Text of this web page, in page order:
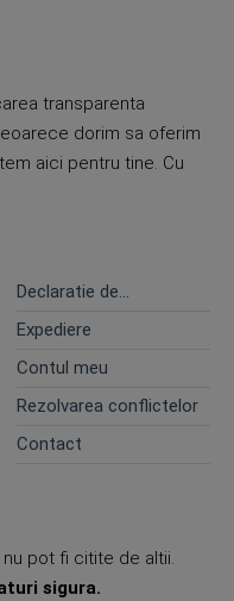
transparenta
dorim sa oferim
aici pentru tine. Cu
Declaratie de
Expediere
Contul meu
Rezolvarea conflictelor
Contact
pot fi citite de altii.
sigura.